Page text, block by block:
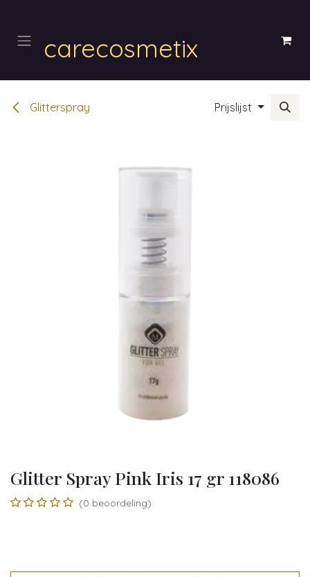
carecosmetix
Glitterspray Prijslijst
Glitter Spray Pink Iris 17 gr 118086
(0 beoordeling)